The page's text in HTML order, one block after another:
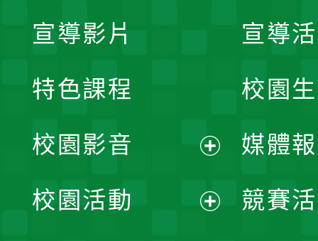
宣導
校園
媒體
競賽
宣導影片
特色課程
校園影音
開
校園活動